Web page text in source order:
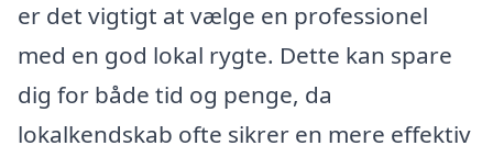
er det vigtigt at vælge en professionel
med en god lokal rygte. Dette kan spare
dig for både tid og penge, da
lokalkendskab ofte sikrer en mere effektiv